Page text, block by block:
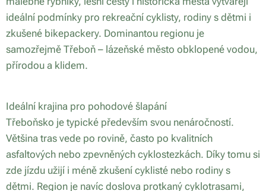
ideální podmínky pro rekreační cyklisty, rodiny s dětmi i
zkušené bikepackery. Dominantou regionu je
samozřejmě Třeboň – lázeňské město obklopené vodou,
přírodou a klidem.
Ideální krajina pro pohodové šlapání
Třeboňsko je typické především svou nenáročností.
Většina tras vede po rovině, často po kvalitních
asfaltových nebo zpevněných cyklostezkách. Díky tomu si
zde jízdu užijí i méně zkušení cyklisté nebo rodiny s
dětmi. Region je navíc doslova protkaný cyklotrasami,